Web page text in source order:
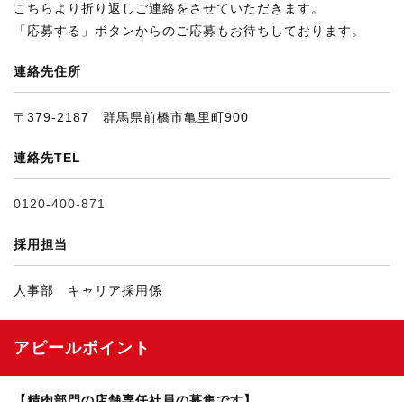
こちらより折り返しご連絡をさせていただきます。
「応募する」ボタンからのご応募もお待ちしております。
連絡先住所
〒379-2187 群馬県前橋市亀里町900
連絡先TEL
0120-400-871
採用担当
人事部 キャリア採用係
アピールポイント